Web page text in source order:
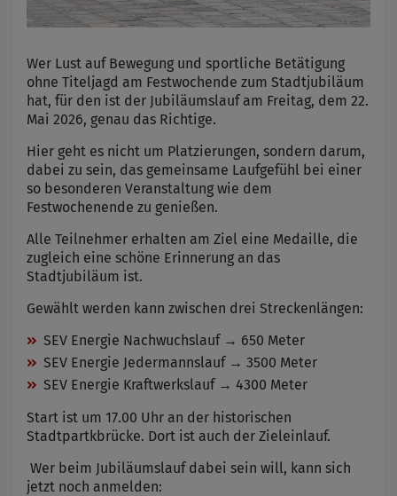
Wer Lust auf Bewegung und sportliche Betätigung
ohne Titeljagd am Festwochende zum Stadtjubiläum
hat, für den ist der Jubiläumslauf am Freitag, dem 22.
Mai 2026, genau das Richtige.
Hier geht es nicht um Platzierungen, sondern darum,
dabei zu sein, das gemeinsame Laufgefühl bei einer
so besonderen Veranstaltung wie dem
Festwochenende zu genießen.
Alle Teilnehmer erhalten am Ziel eine Medaille, die
zugleich eine schöne Erinnerung an das
Stadtjubiläum ist.
Gewählt werden kann zwischen drei Streckenlängen:
SEV Energie Nachwuchslauf → 650 Meter
SEV Energie Jedermannslauf → 3500 Meter
SEV Energie Kraftwerkslauf → 4300 Meter
Start ist um 17.00 Uhr an der historischen
Stadtpartkbrücke. Dort ist auch der Zieleinlauf.
Wer beim Jubiläumslauf dabei sein will, kann sich
jetzt noch anmelden: